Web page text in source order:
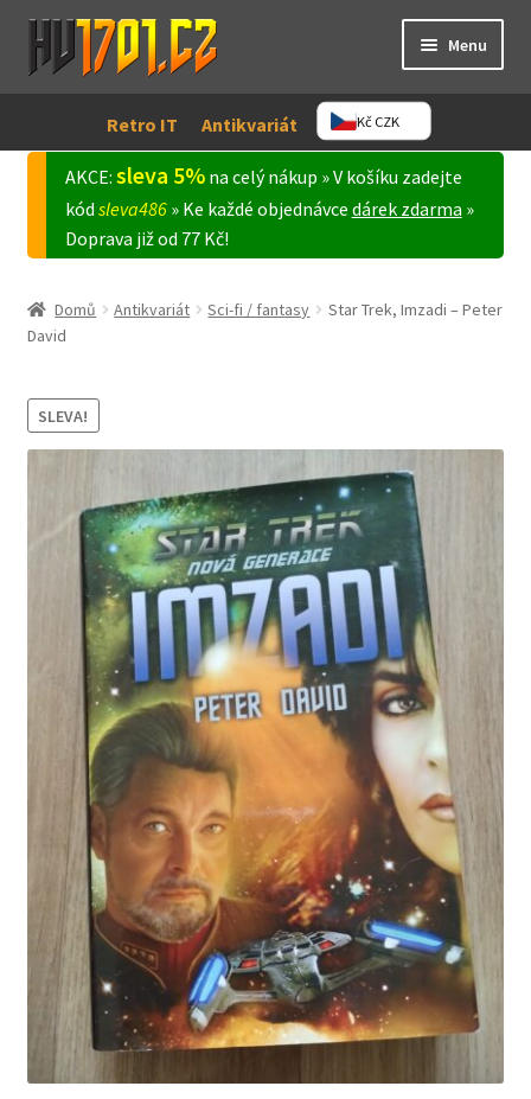
Přeskočit
na
navigaci
Přejít
obsahu
Retro IT Antikvariát Kč CZK
Menu
Antikvariát
Můj účet
child
AKCE: sleva 5%na celý nákup » V košíku zadejte
kód sleva486» Ke každé objednávce dárek zdarma »
Doprava již od 77 Kč!
Domů Antikvariát Sci-fi / fantasy
Star Trek, Imzadi – Peter
David
SLEVA!